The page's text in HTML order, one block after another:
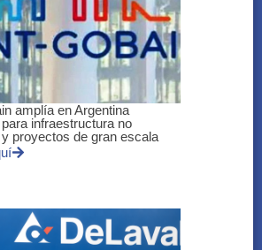
amplía en Argentina
infraestructura no
proyectos de gran escala